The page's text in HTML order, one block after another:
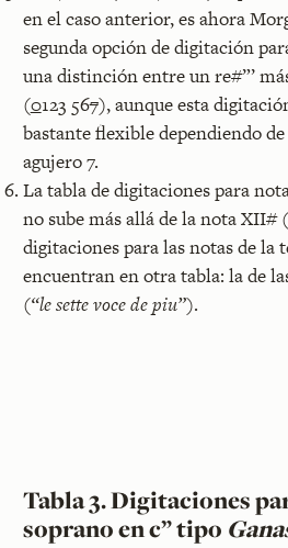
en el caso anterior, es ahora
segunda opción de digitación
una distinción entre un re#”’
(0123 567), aunque esta
bastante flexible dependiendo
agujero 7.
La tabla de digitaciones para
no sube más allá de la nota XII#
digitaciones para las notas de la
encuentran en otra tabla: la de
(“le sette voce de piu”).
Tabla 3. Digitaciones
soprano en c” tipo